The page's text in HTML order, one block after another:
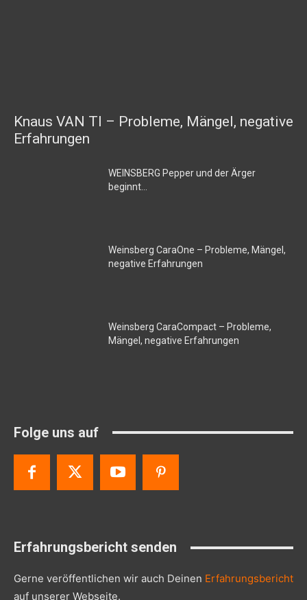
Knaus VAN TI – Probleme, Mängel, negative
Erfahrungen
WEINSBERG Pepper und der Ärger
beginnt…
Weinsberg CaraOne – Probleme, Mängel,
negative Erfahrungen
Weinsberg CaraCompact – Probleme,
Mängel, negative Erfahrungen
Folge uns auf
Erfahrungsbericht senden
Gerne veröffentlichen wir auch Deinen Erfahrungsbericht
auf unserer Webseite.